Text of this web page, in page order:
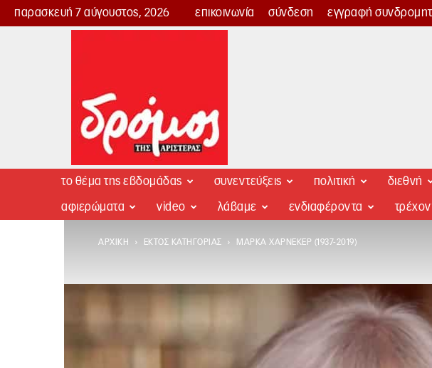
παρασκευή 7 αύγουστος, 2026 επικοινωνία σύνδεση εγγραφή
Δρόμος
το θέμα της εβδομάδας συνεντεύξεις πολιτική διεθνή
αφιερώματα video λάβαμε ενδιαφέροντα
ΑΡΧΙΚΉ ΕΚΤΌΣ ΚΑΤΗΓΟΡΊΑΣ ΜΆΡΚΑ ΧΆΡΝΕΚΕΡ (1937-2019)